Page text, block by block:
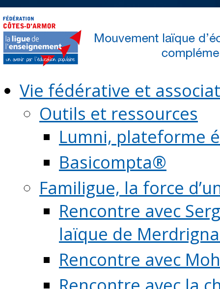
Vie fédérative et
Outils et ressources
Lumni, plateforme
Basicompta®
Familigue, la force
Rencontre avec
laïque de
Rencontre avec